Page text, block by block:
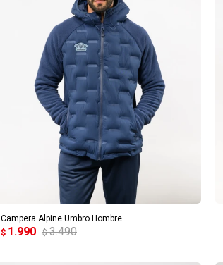
Campera Alpine Umbro Hombre
$ 1.990 $ 3.490
AGREGAR AL CARRITO